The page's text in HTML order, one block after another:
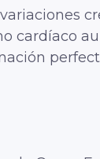
cardíaco